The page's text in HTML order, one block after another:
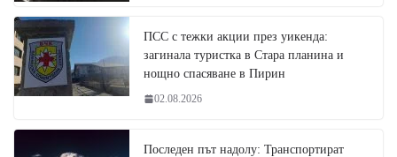
ПСС с тежки акции през уикенда:
загинала туристка в Стара планина и
нощно спасяване в Пирин
02.08.2026
Последен път надолу: Транспортират